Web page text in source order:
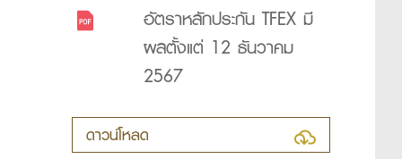
อัตราหลักประกัน TFEX มี
ผลตั้งแต่ 12 ธันวาคม
2567
ดาวน์โหลด